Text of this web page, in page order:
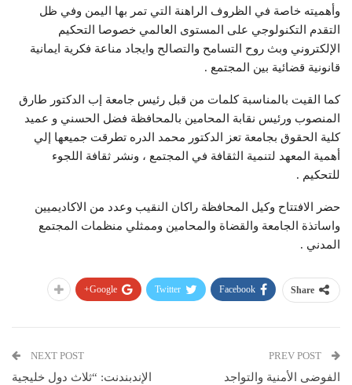
وأهميته خاصة في الظروف الراهنة التي تمر بها اليمن وفي ظل
التقدم التكنولوجي على المستوى العالمي خصوصا التحكيم
اﻹلكتروني وبث روح التسامح والتصالح وايجاد مناعة فكرية ايمانية
قانونية قضائية بين المجتمع .
كما القيت بالمناسبة كلمات من قبل رئيس جامعة إب الدكتور طارق
المنصوب ورئيس نقابة المحامين بالمحافظة فضل الحسني و عميد
كلية الحقوق بجامعة تعز الدكتور محمد الدره تطرقت جميعها إلي
أهمية المعهد لتنمية الثقافة في المجتمع ، ونشر ثقافة اللجوء
للتحكيم .
حضر الافتتاح وكيل المحافظة راكان النقيب وعدد من الاكاديميين
واساتذة الجامعة والقضاة والمحامين وممثلي منظمات المجتمع
المدني .
Share
Facebook
Twitter
Google+
الفوضى الأمنية والتواجد
NEXT POST
الإندبندنت: “ثلاث دول خليجية